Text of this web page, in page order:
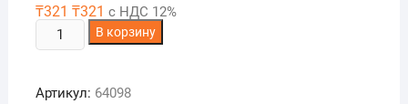
₸321 ₸321 с НДС 12%
Количество
товара
магнитного
В корзину
Артикул: 64098